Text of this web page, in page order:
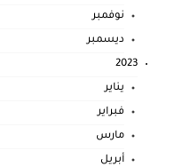
نوفمبر
ديسمبر
2023
يناير
فبراير
مارس
أبريل